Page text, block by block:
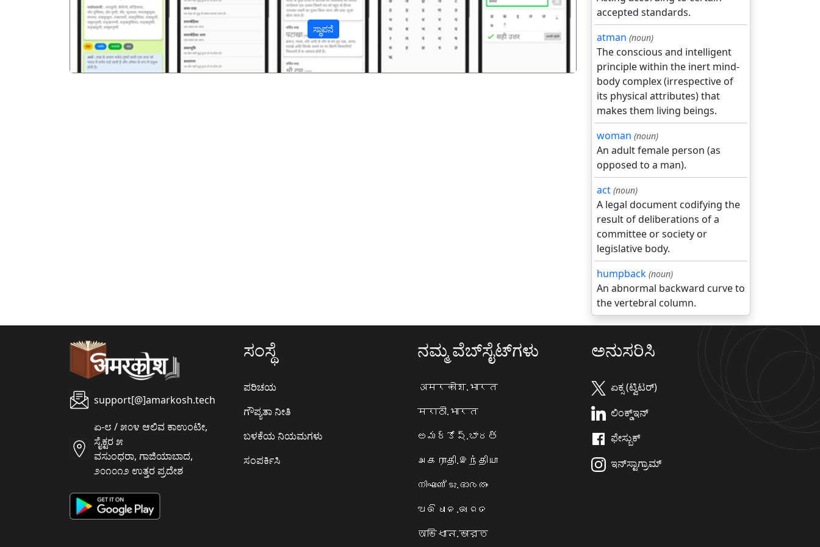
ಸ್ಥಾಪನೆ
accepted standards.
atman (noun)
The conscious and intelligent
principle within the inert mind-
body complex (irrespective of
its physical attributes) that
makes them living beings.
woman (noun)
An adult female person (as
opposed to a man).
act (noun)
A legal document codifying the
result of deliberations of a
committee or society or
legislative body.
humpback (noun)
An abnormal backward curve to
the vertebral column.
support[@]amarkosh.tech
ಏ-೮ / ೫೦೪ ಆಲಿವ ಕಾಉಂಟೀ,
ಸೈಕ್ಟರ ೫
ವಸುಂಧರಾ, ಗಾಜಿಯಾಬಾದ,
೨೦೧೦೧೨ ಉತ್ತರ ಪ್ರದೇಶ
ಸಂಸ್ಥೆ
ಪರಿಚಯ
ಗೌಪ್ಯತಾ ನೀತಿ
ಬಳಕೆಯ ನಿಯಮಗಳು
ಸಂಪರ್ಕಿಸಿ
ನಮ್ಮ ವೆಬ್‌ಸೈಟ್‌ಗಳು
अमरकोश.भारत
मराठी.भारत
అమర్కోష్.భారత్
அகராதி.இந்தியா
നിഘണ്ടു.ഭാരതം
ଅଭିଧାନ.ଭାରତ
অভিধান.ভারত
ಅನುಸರಿಸಿ
ಏಕ್ಸ (ಟ್ವಿಟರ್)
ಲಿಂಕ್ಡ್‌ಇನ್
ಫೇಸ್ಬುಕ್
ಇನ್‌ಸ್ಟಾಗ್ರಾಮ್